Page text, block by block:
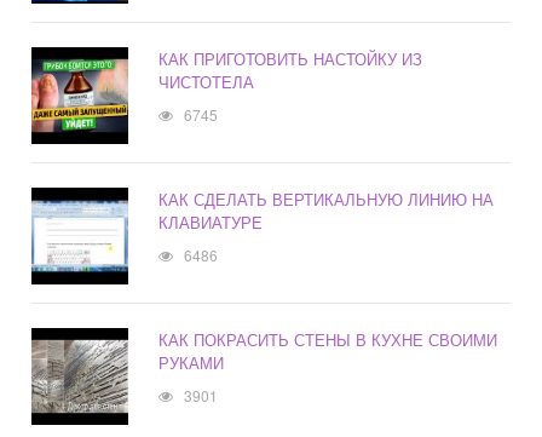
КАК ПРИГОТОВИТЬ НАСТОЙКУ ИЗ
ЧИСТОТЕЛА
6745
КАК СДЕЛАТЬ ВЕРТИКАЛЬНУЮ ЛИНИЮ НА
КЛАВИАТУРЕ
6486
КАК ПОКРАСИТЬ СТЕНЫ В КУХНЕ СВОИМИ
РУКАМИ
3901